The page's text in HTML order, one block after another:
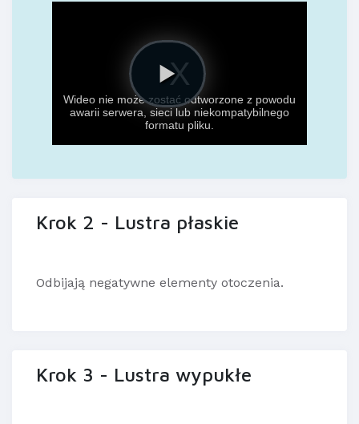
Krok 2 - Lustra płaskie
Odbijają negatywne elementy otoczenia.
Krok 3 - Lustra wypukłe